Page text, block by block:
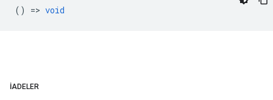
() => void
İADELER